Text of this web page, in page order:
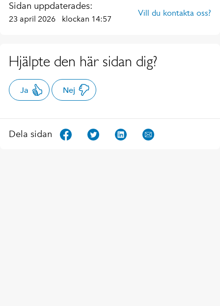
Sidan uppdaterades:
23 april 2026 klockan 14:57
Vill du kontakta oss?
Hjälpte den här sidan dig?
Ja Nej
Dela sidan